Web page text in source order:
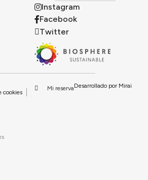
Instagram
Facebook
Twitter
cookies
Mi reservaDesarrollado por Mirai